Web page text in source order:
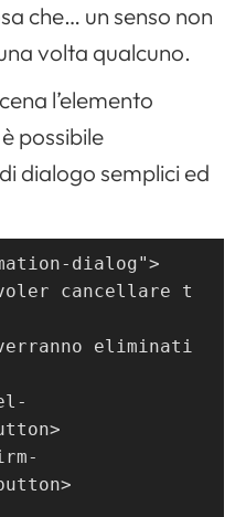
che… un senso non
volta qualcuno.
l’elemento
possibile
dialogo semplici ed
dialog">
cancellare t
eliminati